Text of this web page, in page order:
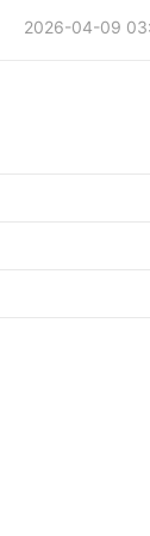
2026-04-09